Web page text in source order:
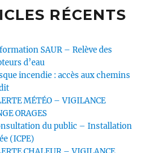
RÉCENTS
SAUR – Relève des
d’eau
incendie : accès aux chemins
MÉTÉO – VIGILANCE
ORAGES
du public – Installation
(ICPE)